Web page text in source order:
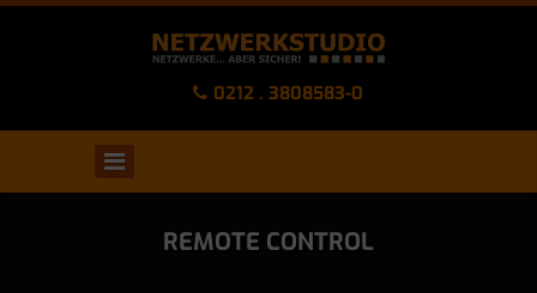
0212 . 3808583-0
REMOTE CONTROL